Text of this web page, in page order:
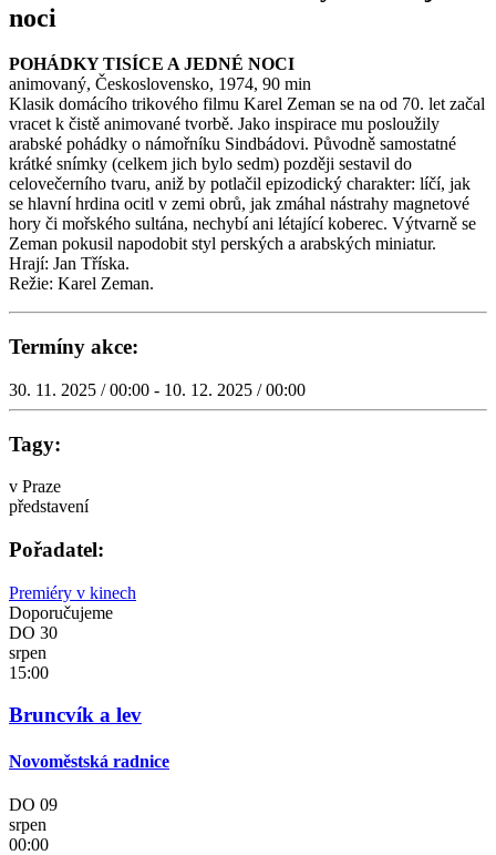
noci
POHÁDKY TISÍCE A JEDNÉ NOCI
animovaný, Československo, 1974, 90 min
Klasik domácího trikového filmu Karel Zeman se na od 70. let začal
vracet k čistě animované tvorbě. Jako inspirace mu posloužily
arabské pohádky o námořníku Sindbádovi. Původně samostatné
krátké snímky (celkem jich bylo sedm) později sestavil do
celovečerního tvaru, aniž by potlačil epizodický charakter: líčí, jak
se hlavní hrdina ocitl v zemi obrů, jak zmáhal nástrahy magnetové
hory či mořského sultána, nechybí ani létající koberec. Výtvarně se
Zeman pokusil napodobit styl perských a arabských miniatur.
Hrají: Jan Tříska.
Režie: Karel Zeman.
Termíny akce:
30. 11. 2025 / 00:00 - 10. 12. 2025 / 00:00
Tagy:
v Praze
představení
Pořadatel:
Premiéry v kinech
Doporučujeme
DO 30
srpen
15:00
Bruncvík a lev
Novoměstská radnice
DO 09
srpen
00:00